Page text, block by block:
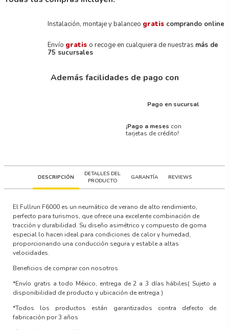
Instalación, montaje y balanceo gratis comprando online
Envío gratis o recoge en cualquiera de nuestras más de
75 sucursales
Además facilidades de pago con
Pago en sucursal
¡Pago a meses con
tarjetas de crédito!
DESCRIPCIÓN
DETALLES DEL
PRODUCTO
GARANTÍA REVIEWS
El Fullrun F6000 es un neumático de verano de alto rendimiento,
perfecto para turismos, que ofrece una excelente combinación de
tracción y durabilidad. Su diseño asimétrico y compuesto de goma
especial lo hacen ideal para condiciones de calor y humedad,
proporcionando una conducción segura y estable a altas
velocidades.
Beneficios de comprar con nosotros
*Envío gratis a todo México, entrega de 2 a 3 días hábiles( Sujeto a
disponibilidad de producto y ubicación de entrega )
*Todos los productos están garantizados contra defecto de
fabricación por 3 años